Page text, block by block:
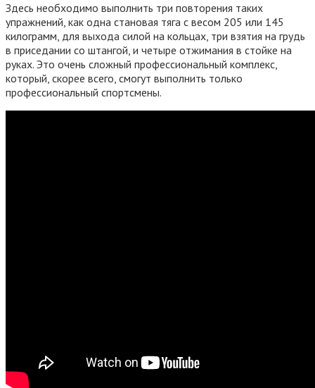
Здесь необходимо выполнить три повторения таких
упражнений, как одна становая тяга с весом 205 или 145
килограмм, для выхода силой на кольцах, три взятия на грудь
в приседании со штангой, и четыре отжимания в стойке на
руках. Это очень сложный профессиональный комплекс,
который, скорее всего, смогут выполнить только
профессиональный спортсмены.